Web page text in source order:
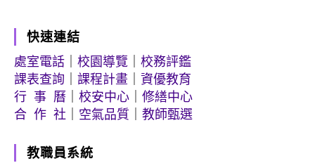
快速連結
處室電話
校園導覽
校務評鑑
課表查詢
課程計畫
資優教育
行 事 曆
校安中心
修繕中心
合 作 社
空氣品質 教師甄選
教職員系統